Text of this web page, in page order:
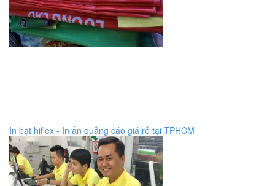
In bạt hiflex - In ấn quảng cáo giá rẻ tại TPHCM